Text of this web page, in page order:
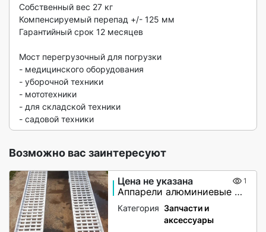
Собственный вес 27 кг
Компенсируемый перепад +/- 125 мм
Гарантийный срок 12 месяцев
Мост перегрузочный для погрузки
- медицинского оборудования
- уборочной техники
- мототехники
- для складской техники
- садовой техники
Возможно вас заинтересуют
Цена не указана 1
Аппарели алюминиевые с бортами
Категория Запчасти и
аксессуары